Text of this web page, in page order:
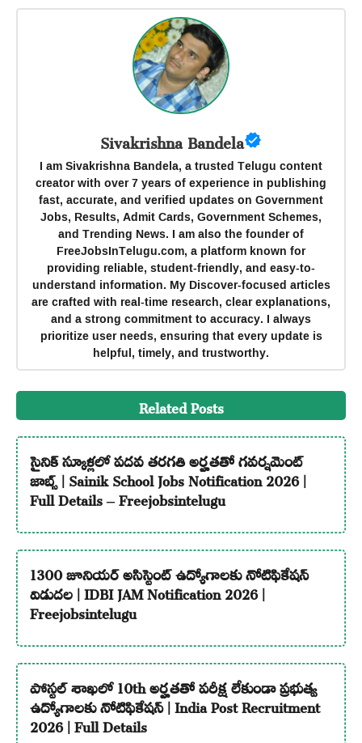
Sivakrishna Bandela
I am Sivakrishna Bandela, a trusted Telugu content
creator with over 7 years of experience in publishing
fast, accurate, and verified updates on Government
Jobs, Results, Admit Cards, Government Schemes,
and Trending News. I am also the founder of
FreeJobsInTelugu.com, a platform known for
providing reliable, student-friendly, and easy-to-
understand information. My Discover-focused articles
are crafted with real-time research, clear explanations,
and a strong commitment to accuracy. I always
prioritize user needs, ensuring that every update is
helpful, timely, and trustworthy.
Related Posts
సైనిక్ స్కూళ్లలో పదవ తరగతి అర్హతతో గవర్నమెంట్
జాబ్స్ | Sainik School Jobs Notification 2026 |
Full Details – Freejobsintelugu
1300 జూనియర్ అసిస్టెంట్ ఉద్యోగాలకు నోటిఫికేషన్
విడుదల | IDBI JAM Notification 2026 |
Freejobsintelugu
పోస్టల్ శాఖలో 10th అర్హతతో పరీక్ష లేకుండా ప్రభుత్వ
ఉద్యోగాలకు నోటిఫికేషన్ | India Post Recruitment
2026 | Full Details